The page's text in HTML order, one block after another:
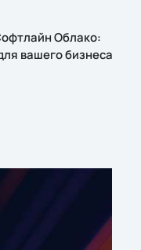
Облако:
вашего бизнеса